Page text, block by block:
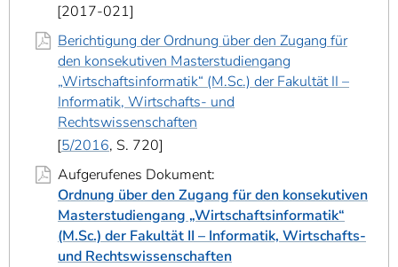
2017-021
Berichtigung der Ordnung über den Zugang für
den konsekutiven Masterstudiengang
„Wirtschaftsinformatik“ (M.Sc.) der Fakultät II –
Informatik, Wirtschafts- und
Rechtswissenschaften
5/2016, S. 720
Aufgerufenes Dokument:
Ordnung über den Zugang für den konsekutiven
Masterstudiengang „Wirtschaftsinformatik“
(M.Sc.) der Fakultät II – Informatik, Wirtschafts-
und Rechtswissenschaften